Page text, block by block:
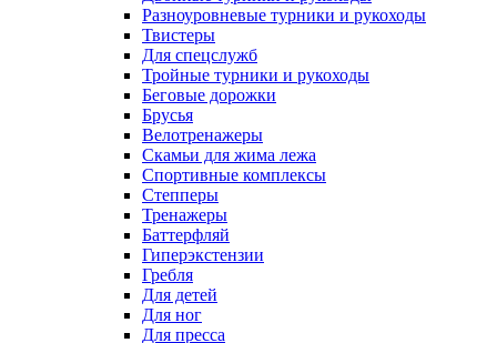
Разноуровневые турники и рукоходы
Твистеры
Для спецслужб
Тройные турники и рукоходы
Беговые дорожки
Брусья
Велотренажеры
Скамьи для жима лежа
Спортивные комплексы
Степперы
Тренажеры
Баттерфляй
Гиперэкстензии
Гребля
Для детей
Для ног
Для пресса